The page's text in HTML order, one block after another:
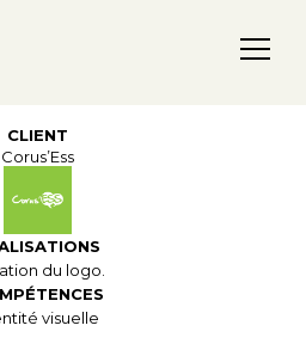
CLIENT
Corus’Ess
du logo.
visuelle